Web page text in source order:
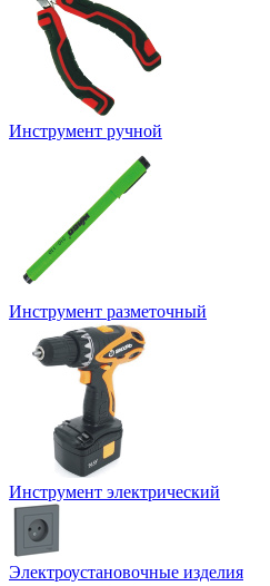
Инструмент ручной
Инструмент разметочный
Инструмент электрический
Электроустановочные изделия